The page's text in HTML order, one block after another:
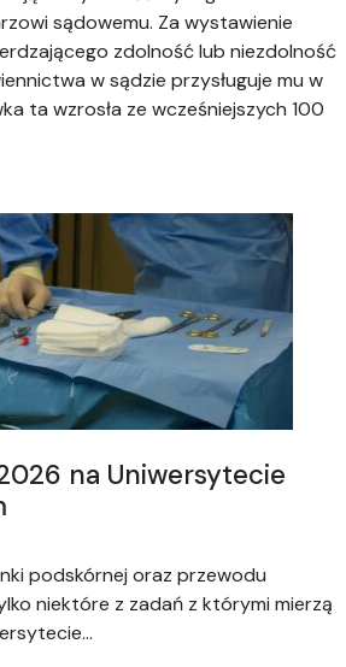
sądowemu. Za wystawienie
zdolność lub niezdolność
w sądzie przysługuje mu w
ta wzrosła ze wcześniejszych 100
na Uniwersytecie
podskórnej oraz przewodu
niektóre z zadań z którymi mierzą